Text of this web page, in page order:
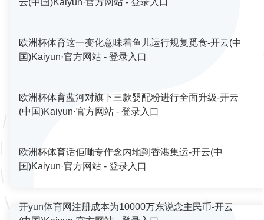
云(中国)Kaiyun·官方网站 - 登录入口
欧洲杯体育这一变化意味着鱼儿运行规复觅食-开云(中
国)Kaiyun·官方网站 - 登录入口
欧洲杯体育蓝河对旗下三款婴配粉进行全面升级-开云
(中国)Kaiyun·官方网站 - 登录入口
欧洲杯体育话佢哋专作念内地到香港集运-开云(中
国)Kaiyun·官方网站 - 登录入口
开yun体育网注册成本为10000万东说念主民币-开云